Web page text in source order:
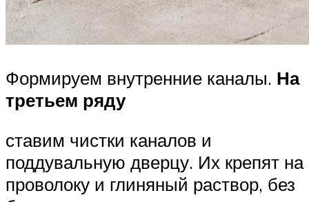
Формируем внутренние каналы. На
третьем ряду
ставим чистки каналов и
поддувальную дверцу. Их крепят на
проволоку и глиняный раствор, без